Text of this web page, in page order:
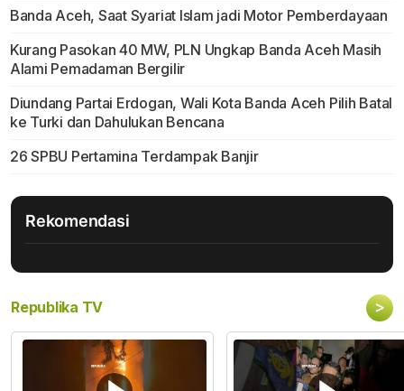
Banda Aceh, Saat Syariat Islam jadi Motor Pemberdayaan
Kurang Pasokan 40 MW, PLN Ungkap Banda Aceh Masih
Alami Pemadaman Bergilir
Diundang Partai Erdogan, Wali Kota Banda Aceh Pilih Batal
ke Turki dan Dahulukan Bencana
26 SPBU Pertamina Terdampak Banjir
Rekomendasi
Republika TV >